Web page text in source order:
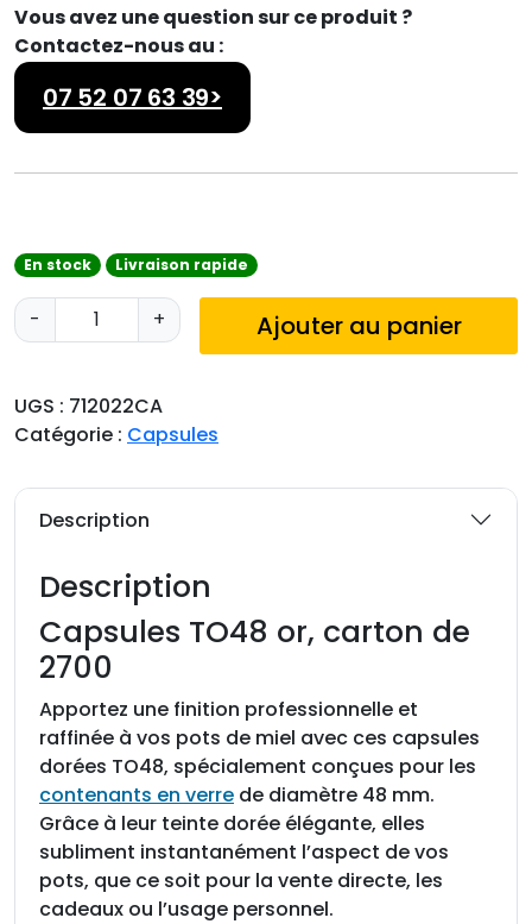
Vous avez une question sur ce produit ?
Contactez-nous au :
07 52 07 63 39>
En stock Livraison rapide
-
q
u
n
t
+ Ajouter au panier
UGS : 712022CA
Catégorie : Capsules
Description
Description
Capsules TO48 or, carton de
2700
Apportez une finition professionnelle et
raffinée à vos pots de miel avec ces capsules
dorées TO48, spécialement conçues pour les
contenants en verre de diamètre 48 mm.
Grâce à leur teinte dorée élégante, elles
subliment instantanément l’aspect de vos
pots, que ce soit pour la vente directe, les
cadeaux ou l’usage personnel.